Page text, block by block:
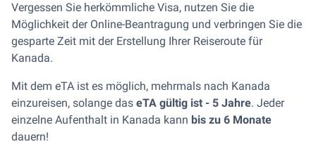
Vergessen Sie herkömmliche Visa, nutzen Sie die
Möglichkeit der Online-Beantragung und verbringen Sie die
gesparte Zeit mit der Erstellung Ihrer Reiseroute für
Kanada.
Mit dem eTA ist es möglich, mehrmals nach Kanada
einzureisen, solange das eTA gültig ist - 5 Jahre. Jeder
einzelne Aufenthalt in Kanada kann bis zu 6 Monate
dauern!